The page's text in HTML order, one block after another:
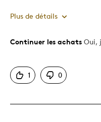
Plus de détails
Le pour
Motif attrayant
Continuer les achats Oui,
1 0